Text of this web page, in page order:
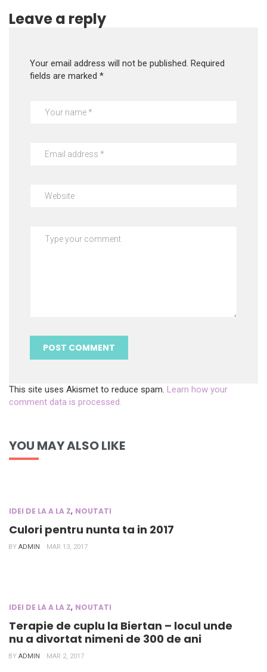
Leave a reply
Your email address will not be published. Required
fields are marked *
This site uses Akismet to reduce spam. Learn how your
comment data is processed.
YOU MAY ALSO LIKE
IDEI DE LA A LA Z, NOUTATI
Culori pentru nunta ta in 2017
BY ADMIN MAR 13, 2017
IDEI DE LA A LA Z, NOUTATI
Terapie de cuplu la Biertan – locul unde
nu a divortat nimeni de 300 de ani
BY ADMIN MAR 2, 2017